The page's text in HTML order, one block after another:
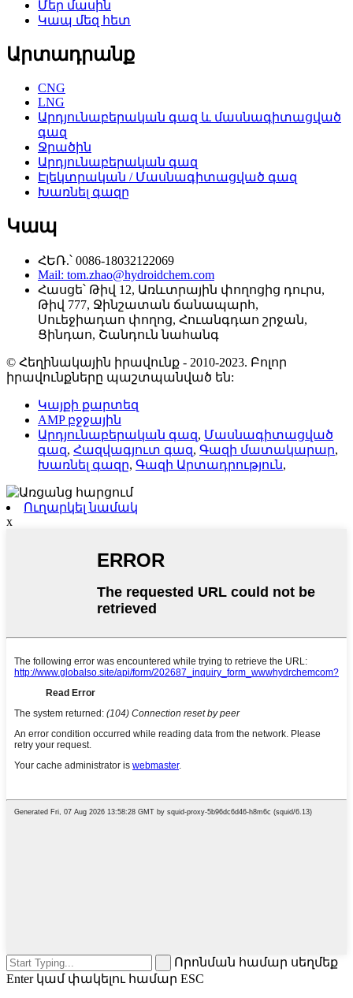
Մեր մասին
Կապ մեզ հետ
Արտադրանք
CNG
LNG
Արդյունաբերական գազ և մասնագիտացված
գազ
Ջրածին
Արդյունաբերական գազ
Էլեկտրական / Մասնագիտացված գազ
Խառնել գազը
Կապ
ՀԵՌ.՝ 0086-18032122069
Mail: tom.zhao@hydroidchem.com
Հասցե՝ Թիվ 12, Առևտրային փողոցից դուրս,
Թիվ 777, Ջինշատան ճանապարհ,
Սուեջիադաո փողոց, Հուանգդաո շրջան,
Ցինդաո, Շանդուն նահանգ
© Հեղինակային իրավունք - 2010-2023. Բոլոր
իրավունքները պաշտպանված են:
Կայքի քարտեզ
AMP բջջային
Արդյունաբերական գազ, Մասնագիտացված
գազ, Հազվագյուտ գազ, Գազի մատակարար,
Խառնել գազը, Գազի Արտադրություն,
Ուղարկել նամակ
x
Որոնման համար սեղմեք
Enter կամ փակելու համար ESC